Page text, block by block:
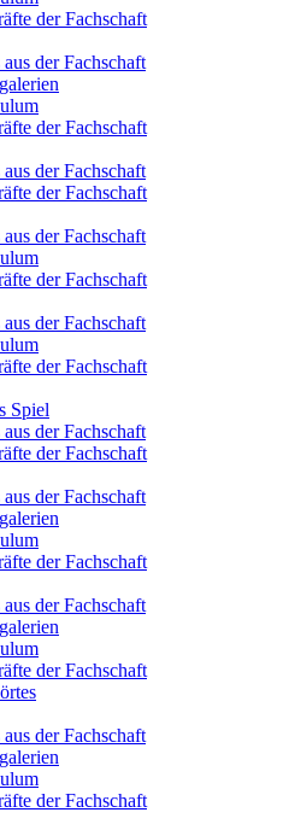
der Fachschaft
aus der Fachschaft
der Fachschaft
aus der Fachschaft
der Fachschaft
aus der Fachschaft
der Fachschaft
aus der Fachschaft
der Fachschaft
Spiel
aus der Fachschaft
der Fachschaft
aus der Fachschaft
der Fachschaft
aus der Fachschaft
der Fachschaft
aus der Fachschaft
der Fachschaft